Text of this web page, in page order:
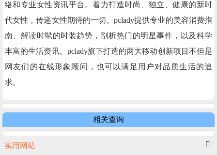
络和专业女性资讯平台。着力打造时尚、独立、健康的新时
代女性，传递女性期待的一切。pclady提供专业的美容消费指
南、解读时髦的时装趋势，剖析热门的明星事件，以及科学
丰富的生活资讯。pclady旗下打造的两大移动创新项目不但是
网友们的在线形象顾问，也可以满足用户对品质生活的追
求。
相关查询
实用网站